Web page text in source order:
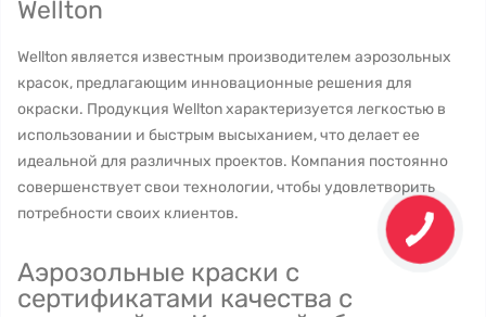
Wellton
Wellton является известным производителем аэрозольных
красок, предлагающим инновационные решения для
окраски. Продукция Wellton характеризуется легкостью в
использовании и быстрым высыханием, что делает ее
идеальной для различных проектов. Компания постоянно
совершенствует свои технологии, чтобы удовлетворить
потребности своих клиентов.
Аэрозольные краски с
сертификатами качества с